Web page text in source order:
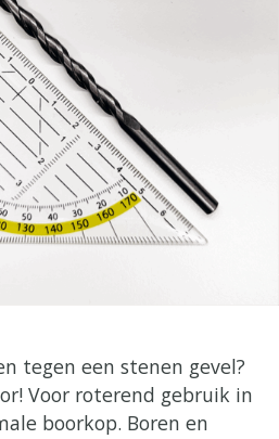
tegen een stenen gevel?
Voor roterend gebruik in
boorkop. Boren en